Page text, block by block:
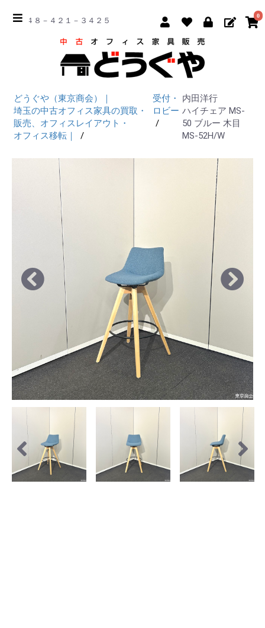
☎ ０４８－４２１－３４２５
0
どうぐや（東京商会）｜
埼玉の中古オフィス家具の買取・
販売、オフィスレイアウト・
オフィス移転｜
受付・
ロビー
内田洋行
ハイチェア MS-
50 ブルー 木目
MS-52H/W